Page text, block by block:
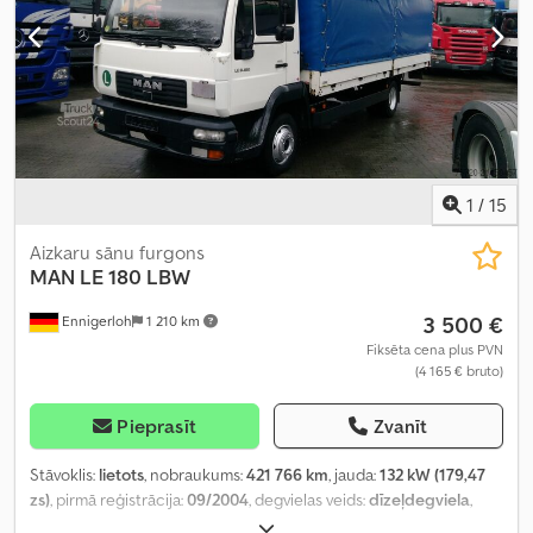
1 / 15
Ennigerloh 1 210 km
Aizkaru sānu furgons
MAN LE 180 LBW
3 500 €
Fiksēta cena plus PVN
(4 165 € bruto)
Pieprasīt Zvanīt
Stāvoklis: lietots, nobraukums:421 766 km, jauda:132 kW (179,47
zs), pirmā reģistrācija:09/2004, degvielas veids:dīzeļdegviela,
, maksimālā kravnesība: